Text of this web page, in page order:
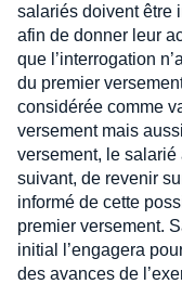
salariés doivent être
afin de donner leur
que l’interrogation
du premier
considérée comme
versement mais
versement, le
suivant, de revenir
informé de cette
premier versement.
initial l’engagera
des avances de